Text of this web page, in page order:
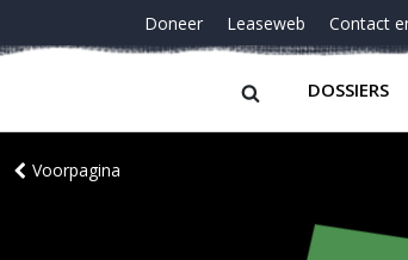
Doneer Leaseweb Contact
DOSSIERS
Voorpagina